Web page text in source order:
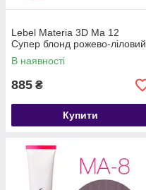
Lebel Materia 3D Ma 12
Супер блонд рожево-ліловий
В наявності
885 ₴
Купити